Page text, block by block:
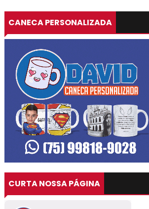
CANECA PERSONALIZADA
CURTA NOSSA PÁGINA